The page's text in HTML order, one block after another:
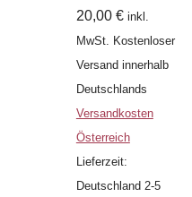
20,00 € inkl.
MwSt.
Kostenloser
Versand innerhalb
Deutschlands
Versandkosten
Österreich
Lieferzeit:
Deutschland 2-5